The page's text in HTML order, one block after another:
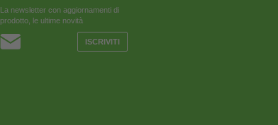
La newsletter con aggiornamenti di
prodotto, le ultime novità
ISCRIVITI